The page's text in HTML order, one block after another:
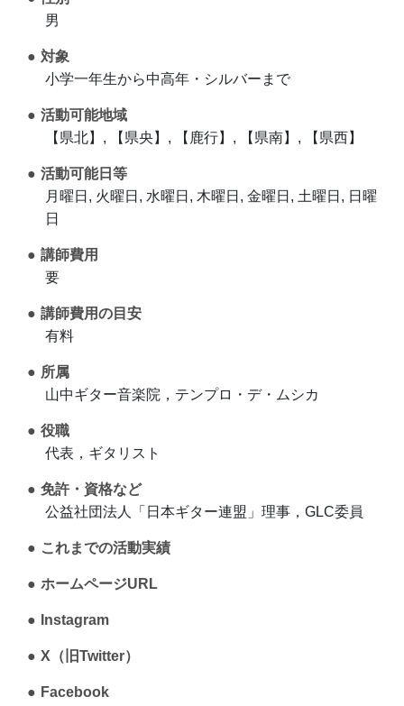
男
対象
小学一年生から中高年・シルバーまで
活動可能地域
【県北】, 【県央】, 【鹿行】, 【県南】, 【県西】
活動可能日等
月曜日, 火曜日, 水曜日, 木曜日, 金曜日, 土曜日, 日曜
日
講師費用
要
講師費用の目安
有料
所属
山中ギター音楽院，テンプロ・デ・ムシカ
役職
代表，ギタリスト
免許・資格など
公益社団法人「日本ギター連盟」理事，GLC委員
これまでの活動実績
ホームページURL
Instagram
X（旧Twitter）
Facebook